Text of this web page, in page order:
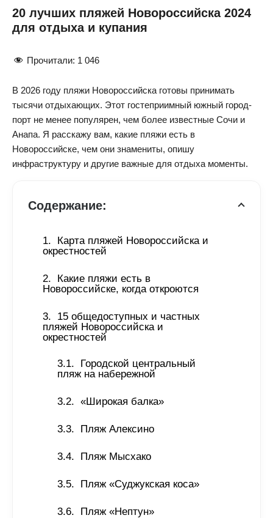
20 лучших пляжей Новороссийска 2024
для отдыха и купания
Прочитали: 1 046
В 2026 году пляжи Новороссийска готовы принимать
тысячи отдыхающих. Этот гостеприимный южный город-
порт не менее популярен, чем более известные Сочи и
Анапа. Я расскажу вам, какие пляжи есть в
Новороссийске, чем они знамениты, опишу
инфраструктуру и другие важные для отдыха моменты.
Содержание:
Карта пляжей Новороссийска и
окрестностей
Какие пляжи есть в
Новороссийске, когда откроются
15 общедоступных и частных
пляжей Новороссийска и
окрестностей
Городской центральный
пляж на набережной
«Широкая балка»
Пляж Алексино
Пляж Мысхако
Пляж «Суджукская коса»
Пляж «Нептун»